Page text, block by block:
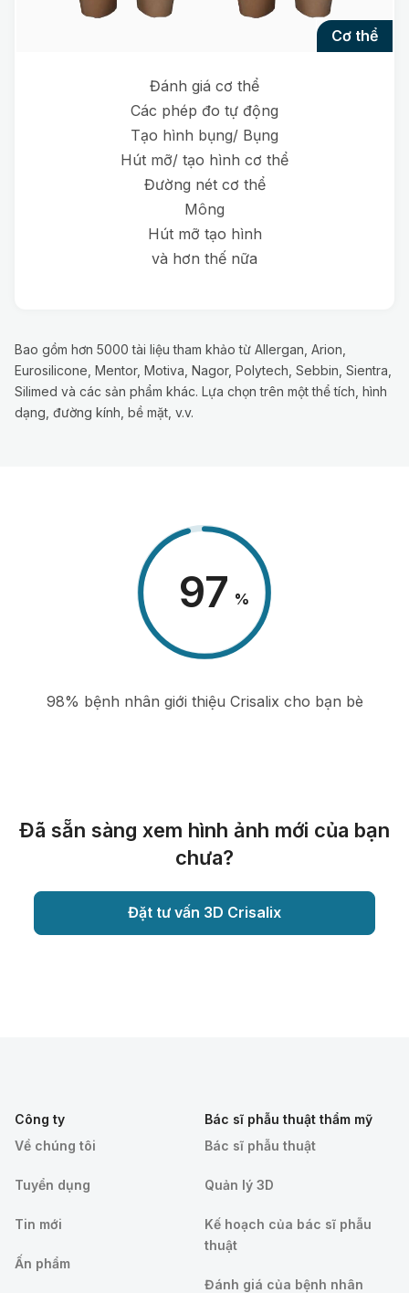
cơ thể
Đánh giá cơ thể
Các phép đo tự động
Tạo hình bụng/ Bụng
Hút mỡ/ tạo hình cơ thể
Đường nét cơ thể
Mông
Hút mỡ tạo hình
và hơn thế nữa
Bao gồm hơn 5000 tài liệu tham khảo từ Allergan, Arion,
Eurosilicone, Mentor, Motiva, Nagor, Polytech, Sebbin, Sientra,
Silimed và các sản phẩm khác. Lựa chọn trên một thể tích, hình
dạng, đường kính, bề mặt, v.v.
98 %
98% bệnh nhân giới thiệu Crisalix cho bạn bè
Đã sẵn sàng xem hình ảnh mới của bạn
chưa?
Đặt tư vấn 3D Crisalix
Công ty
Về chúng tôi
Tuyển dụng
Tin mới
Ấn phẩm
Bác sĩ phẫu thuật thẩm mỹ
Bác sĩ phẫu thuật
Quản lý 3D
Kế hoạch của bác sĩ phẫu
thuật
Đánh giá của bệnh nhân